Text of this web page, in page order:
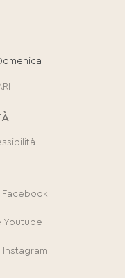
Facebook
Youtube